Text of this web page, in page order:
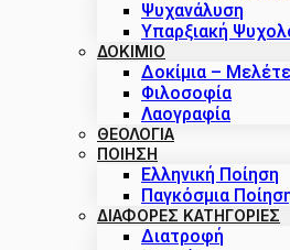
Ψυχανάλυση
Υπαρξιακή
ΔΟΚΊΜΙΟ
Δοκίμια –
Φιλοσοφία
Λαογραφία
ΘΕΟΛΟΓΙΑ
ΠΟΙΗΣΗ
Ελληνική Ποίηση
Παγκόσμια
ΔΙΑΦΟΡΕΣ ΚΑΤΗΓΟΡΙΕΣ
Διατροφή